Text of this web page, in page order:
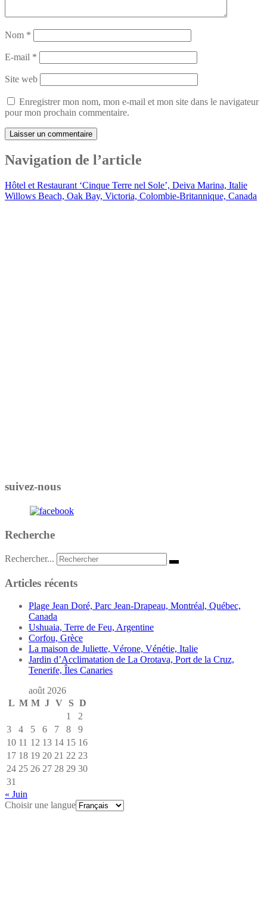
Nom *
E-mail *
Site web
Enregistrer mon nom, mon e-mail et mon site dans le navigateur
pour mon prochain commentaire.
Navigation de l’article
Hôtel et Restaurant ‘Cinque Terre nel Sole’, Deiva Marina, Italie
Willows Beach, Oak Bay, Victoria, Colombie-Britannique, Canada
suivez-nous
Recherche
Rechercher...
Articles récents
Plage Jean Doré, Parc Jean-Drapeau, Montréal, Québec,
Canada
Ushuaia, Terre de Feu, Argentine
Corfou, Grèce
La maison de Juliette, Vérone, Vénétie, Italie
Jardin d’Acclimatation de La Orotava, Port de la Cruz,
Tenerife, Îles Canaries
août 2026
L M M J V S D
1
2
3
4 5 6 7 8
9
10 11 12 13 14 15 16
17 18 19 20 21 22 23
24 25 26 27 28 29 30
31
« Juin
Choisir une langue